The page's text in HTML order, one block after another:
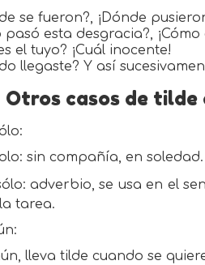
se fueron?, ¡Dónde
pasó esta desgracia?,
el tuyo? ¡Cuál inocente!
llegaste? Y así
Otros casos de
sin compañía, en
adverbio, se usa en el
tarea.
lleva tilde cuando se